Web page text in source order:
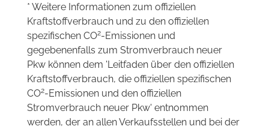
* Weitere Informationen zum offiziellen
Kraftstoffverbrauch und zu den offiziellen
spezifischen CO2-Emissionen und
gegebenenfalls zum Stromverbrauch neuer
Pkw können dem 'Leitfaden über den offiziellen
Kraftstoffverbrauch, die offiziellen spezifischen
CO2-Emissionen und den offiziellen
Stromverbrauch neuer Pkw' entnommen
werden, der an allen Verkaufsstellen und bei der